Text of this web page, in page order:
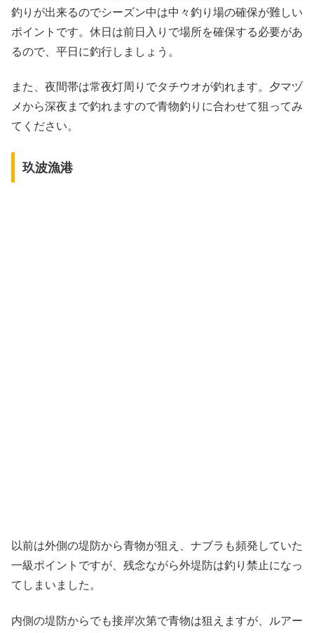
釣りが出来るのでシーズン中は中々釣り場の確保が難しい
ポイントです。休日は前日入りで場所を確保する必要があ
るので、平日に釣行しましょう。
また、夜間帯は常夜灯周りでタチウオが釣れます。夕マヅ
メから深夜まで釣れますので青物釣りに合わせて狙ってみ
てください。
玖波漁港
以前は外側の堤防から青物が狙え、ナブラも頻発していた
一級ポイントですが、残念ながら外堤防は釣り禁止になっ
てしまいました。
内側の堤防からでも接岸次第で青物は狙えますが、ルアー